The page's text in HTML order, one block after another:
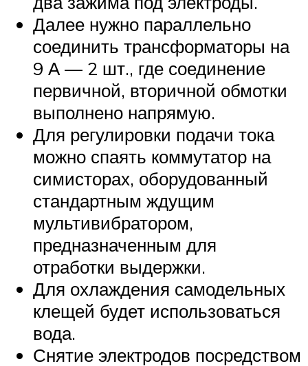
Далее нужно параллельно
соединить трансформаторы на
9 А — 2 шт., где соединение
первичной, вторичной обмотки
выполнено напрямую.
Для регулировки подачи тока
можно спаять коммутатор на
симисторах, оборудованный
стандартным ждущим
мультивибратором,
предназначенным для
отработки выдержки.
Для охлаждения самодельных
клещей будет использоваться
вода.
Снятие электродов посредством